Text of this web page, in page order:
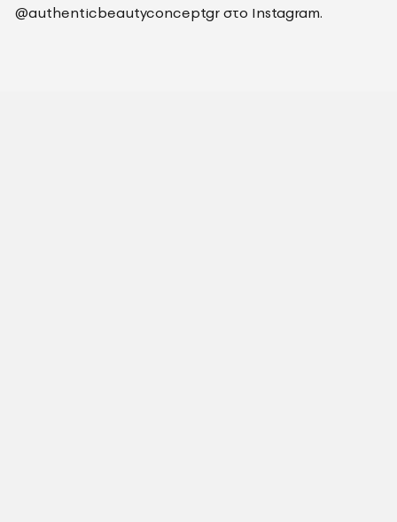
@authenticbeautyconceptgr στο Instagram.